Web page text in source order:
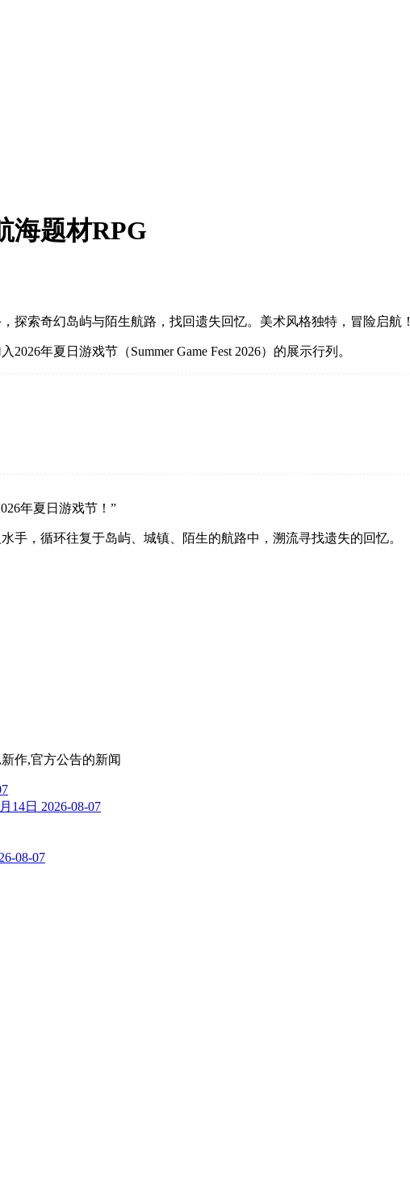
海题材RPG
探索奇幻岛屿与陌生航路，找回遗失回忆。美术风格独特，冒险启航！
年夏日游戏节（Summer Game Fest 2026）的展示行列。
年夏日游戏节！”
手，循环往复于岛屿、城镇、陌生的航路中，溯流寻找遗失的回忆。
作,官方公告的新闻
14日 2026-08-07
08-07